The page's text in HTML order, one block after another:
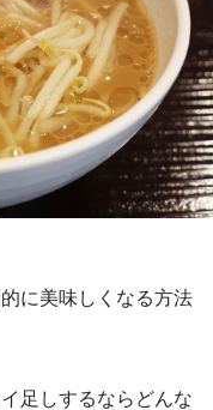
に美味しくなる方法
足しするならどんな